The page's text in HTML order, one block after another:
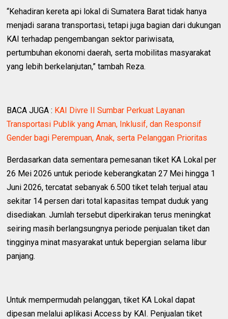
“Kehadiran kereta api lokal di Sumatera Barat tidak hanya
menjadi sarana transportasi, tetapi juga bagian dari dukungan
KAI terhadap pengembangan sektor pariwisata,
pertumbuhan ekonomi daerah, serta mobilitas masyarakat
yang lebih berkelanjutan,” tambah Reza.
BACA JUGA : KAI Divre II Sumbar Perkuat Layanan
Transportasi Publik yang Aman, Inklusif, dan Responsif
Gender bagi Perempuan, Anak, serta Pelanggan Prioritas
Berdasarkan data sementara pemesanan tiket KA Lokal per
26 Mei 2026 untuk periode keberangkatan 27 Mei hingga 1
Juni 2026, tercatat sebanyak 6.500 tiket telah terjual atau
sekitar 14 persen dari total kapasitas tempat duduk yang
disediakan. Jumlah tersebut diperkirakan terus meningkat
seiring masih berlangsungnya periode penjualan tiket dan
tingginya minat masyarakat untuk bepergian selama libur
panjang.
Untuk mempermudah pelanggan, tiket KA Lokal dapat
dipesan melalui aplikasi Access by KAI. Penjualan tiket